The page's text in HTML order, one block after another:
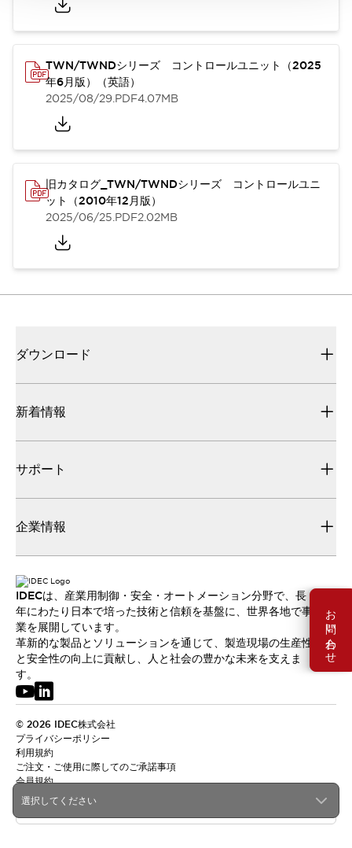
お問い合わせ
TWN/TWNDシリーズ コントロールユニット（2025
年6月版）（英語）
2025/08/29.PDF4.07MB
旧カタログ_TWN/TWNDシリーズ コントロールユニ
ット（2010年12月版）
2025/06/25.PDF2.02MB
選択してください
ダウンロード
新着情報
サポート
企業情報
IDECは、産業用制御・安全・オートメーション分野で、長
年にわたり日本で培った技術と信頼を基盤に、世界各地で事
業を展開しています。
革新的な製品とソリューションを通じて、製造現場の生産性
と安全性の向上に貢献し、人と社会の豊かな未来を支えま
す。
© 2026 IDEC株式会社
プライバシーポリシー
利用規約
ご注文・ご使用に際してのご承諾事項
会員規約
日本